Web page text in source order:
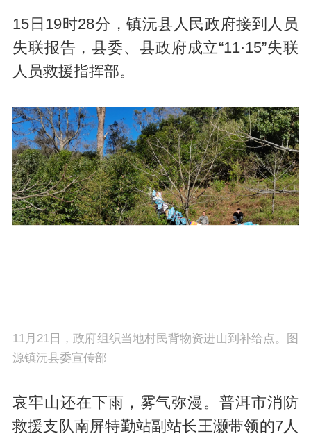
15日19时28分，镇沅县人民政府接到人员
失联报告，县委、县政府成立“11·15”失联
人员救援指挥部。
11月21日，政府组织当地村民背物资进山到补给点。图
源镇沅县委宣传部
哀牢山还在下雨，雾气弥漫。普洱市消防
救援支队南屏特勤站副站长王灏带领的7人